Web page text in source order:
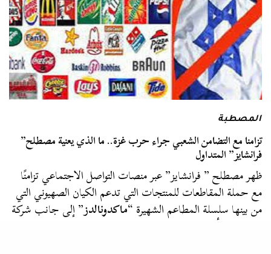
المصطبة
تزامنا مع التضامن الشعبي جراء حرب غزة.. ما الذي يعنية مصطلح”
فرانشايز” المتداول
ظهر مصطلح ” فرانشايز” عبر منصات التواصل الاجتماعي تزامنًا
مع حملة المقاطعات للمنتجات التي تدعم الكيان الصهيوني التي
من بينها سلسلة المطاعم الشهيرة “ماكدونالدز” إلى جانب شركة
المقاهي الأمريكية ”…